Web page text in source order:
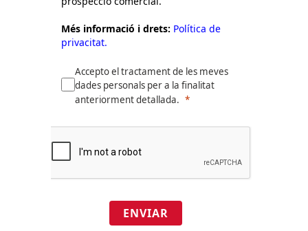
Més informació i drets: Política de
privacitat.
Accepto el tractament de les meves
dades personals per a la finalitat
anteriorment detallada.
ENVIAR